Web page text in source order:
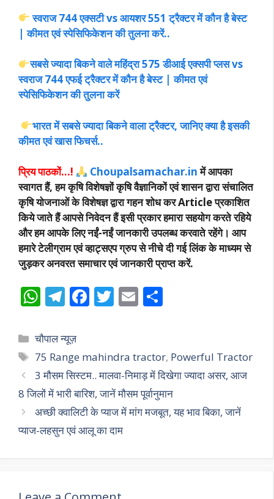
स्वराज 744 एक्सटी vs आयशर 551 ट्रैक्टर में कौन है बेस्ट
| कीमत एवं स्पेसिफिकेशन की तुलना करें..
सबसे ज्यादा बिकने वाले महिंद्रा 575 डीआई एक्सपी प्लस vs
स्वराज 744 एफई ट्रैक्टर में कौन है बेस्ट | कीमत एवं
स्पेसिफिकेशन की तुलना करें
भारत में सबसे ज्यादा बिकने वाला ट्रैक्टर, जानिए क्या है इसकी
कीमत एवं खास फिचर्स..
प्रिय पाठकों…! Choupalsamachar.inमें आपका
स्वागत हैं, हम कृषि विशेषज्ञों कृषि वैज्ञानिकों एवं शासन द्वारा संचालित
कृषि योजनाओं के विशेषज्ञ द्वारा गहन शोध कर Article प्रकाशित
किये जाते हैं आपसे निवेदन हैं इसी प्रकार हमारा सहयोग करते रहिये
और हम आपके लिए नईं-नईं जानकारी उपलब्ध करवाते रहेंगे। आप
हमारे टेलीग्राम एवं व्हाट्सएप ग्रुप से नीचे दी गई लिंक के माध्यम से
जुड़कर अनवरत समाचार एवं जानकारी प्राप्त करें.
W
h
at
s
A
p
p
T
el
e
gr
a
m
F
ac
b
o
o
k
T
w
er
E
m
l e
Categories
चौपाल न्यूज़
Tags
75 Range mahindra tractor, Powerful Tractor
3 मौसम सिस्टम.. मालवा-निमाड़ में दिखेगा ज्यादा असर, आज
8 जिलों में भारी बारिश, जानें मौसम पूर्वानुमान
अच्छी क्वालिटी के प्याज में मांग मजबूत, यह भाव बिका, जानें
प्याज-लहसुन एवं आलू का दाम